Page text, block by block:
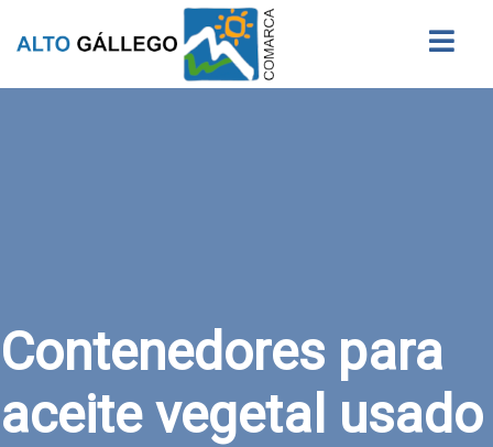
Contenedores para
aceite vegetal usado